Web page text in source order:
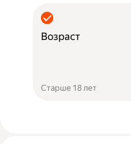
Возраст
Старше 18 лет